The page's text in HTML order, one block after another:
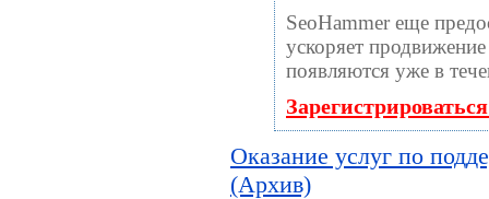
SeoHammer еще
ускоряет
появляются уже в
Оказание услуг по
(Архив)